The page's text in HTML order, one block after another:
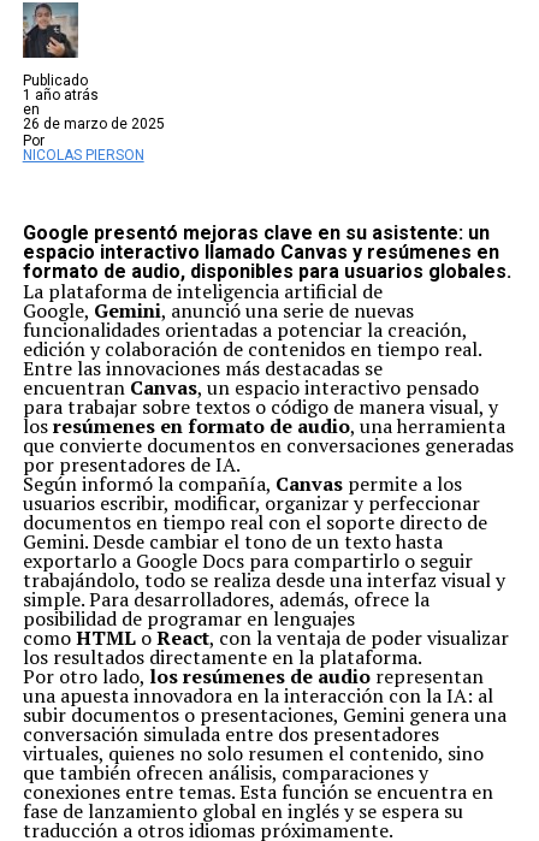
Publicado
1 año atrás
en
26 de marzo de 2025
Por
NICOLAS PIERSON
Google presentó mejoras clave en su asistente: un
espacio interactivo llamado Canvas y resúmenes en
formato de audio, disponibles para usuarios globales.
La plataforma de inteligencia artificial de
Google, Gemini, anunció una serie de nuevas
funcionalidades orientadas a potenciar la creación,
edición y colaboración de contenidos en tiempo real.
Entre las innovaciones más destacadas se
encuentran Canvas, un espacio interactivo pensado
para trabajar sobre textos o código de manera visual, y
losresúmenes en formato de audio, una herramienta
que convierte documentos en conversaciones generadas
por presentadores de IA.
Según informó la compañía, Canvaspermite a los
usuarios escribir, modificar, organizar y perfeccionar
documentos en tiempo real con el soporte directo de
Gemini. Desde cambiar el tono de un texto hasta
exportarlo a Google Docs para compartirlo o seguir
trabajándolo, todo se realiza desde una interfaz visual y
simple. Para desarrolladores, además, ofrece la
posibilidad de programar en lenguajes
comoHTMLoReact, con la ventaja de poder visualizar
los resultados directamente en la plataforma.
Por otro lado, los resúmenes de audiorepresentan
una apuesta innovadora en la interacción con la IA: al
subir documentos o presentaciones, Gemini genera una
conversación simulada entre dos presentadores
virtuales, quienes no solo resumen el contenido, sino
que también ofrecen análisis, comparaciones y
conexiones entre temas. Esta función se encuentra en
fase de lanzamiento global en inglés y se espera su
traducción a otros idiomas próximamente.